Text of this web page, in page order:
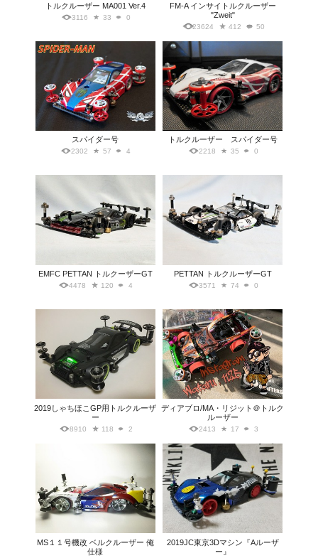
トルクルーザー MA001 Ver.4
3116 33 0
FM-A インサイトルクルーザー
"Zweit"
23624 412 50
スパイダー号
2302 57 4
トルクルーザー スパイダー号
2218 35 0
EMFC PETTAN トルクーザーGT
4478 120 4
PETTAN トルクルーザーGT
3571 74 0
2019しゃちほこGP用トルクルーザ
ー
8910 118 2
ディアブロ/MA・リジット＠トルク
ルーザー
2413 17 3
MS１１号機改 ベルクルーザー 俺
仕様
2019JC東京3Dマシン『Aルーザ
ー』